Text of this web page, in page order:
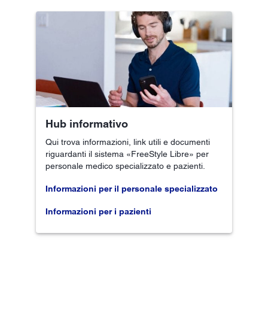
Hub informativo
Qui trova informazioni, link utili e documenti
riguardanti il sistema «FreeStyle Libre» per
personale medico specializzato e pazienti.
Informazioni per il personale specializzato
Informazioni per i pazienti